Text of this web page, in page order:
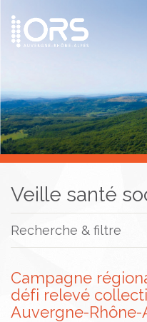
ORS Auvergne-
Publications
Documentation /
Veille santé
Recherche & filtre
Campagne
défi relevé
Auvergne-Rhône-